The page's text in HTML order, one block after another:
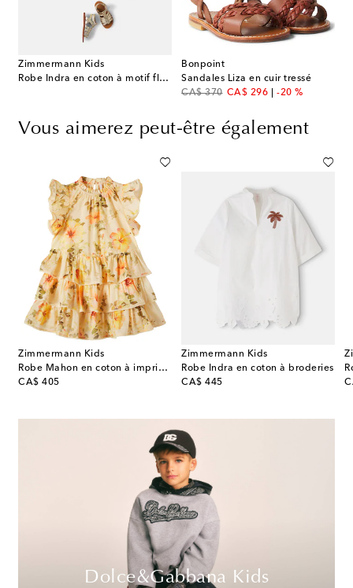
Zimmermann Kids
Robe Indra en coton à motif floral
Bonpoint
Sandales Liza en cuir tressé
CA$ 370
original priceCA$ 296
discount price
-20 %
Vous aimerez peut-être également
Zimmermann Kids
Robe Mahon en coton à imprimé floral et volants
CA$ 405
original price
Zimmermann Kids
Robe Indra en coton à broderies
CA$ 445
original price
Dolce&Gabbana Kids